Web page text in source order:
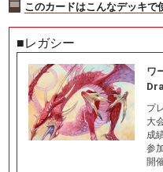
このカードはこんなデッキで
■レガシー
ワ
プ
大
成
参
開